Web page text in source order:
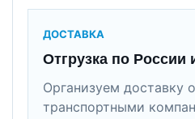
ДОСТАВКА
Отгрузка по России
Организуем доставку
транспортными